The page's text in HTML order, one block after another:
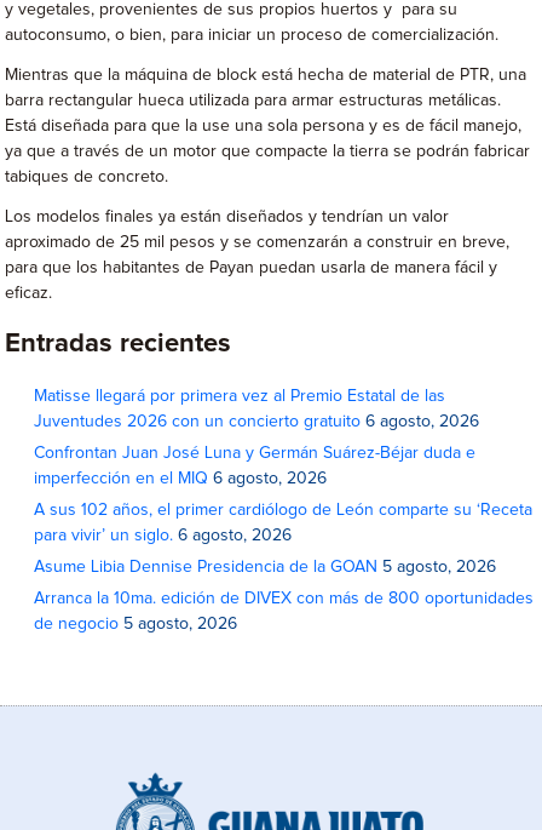
y vegetales, provenientes de sus propios huertos y para su
autoconsumo, o bien, para iniciar un proceso de comercialización.
Mientras que la máquina de block está hecha de material de PTR, una
barra rectangular hueca utilizada para armar estructuras metálicas.
Está diseñada para que la use una sola persona y es de fácil manejo,
ya que a través de un motor que compacte la tierra se podrán fabricar
tabiques de concreto.
Los modelos finales ya están diseñados y tendrían un valor
aproximado de 25 mil pesos y se comenzarán a construir en breve,
para que los habitantes de Payan puedan usarla de manera fácil y
eficaz.
Entradas recientes
Matisse llegará por primera vez al Premio Estatal de las
Juventudes 2026 con un concierto gratuito 6 agosto, 2026
Confrontan Juan José Luna y Germán Suárez-Béjar duda e
imperfección en el MIQ 6 agosto, 2026
A sus 102 años, el primer cardiólogo de León comparte su ‘Receta
para vivir’ un siglo. 6 agosto, 2026
Asume Libia Dennise Presidencia de la GOAN 5 agosto, 2026
Arranca la 10ma. edición de DIVEX con más de 800 oportunidades
de negocio 5 agosto, 2026